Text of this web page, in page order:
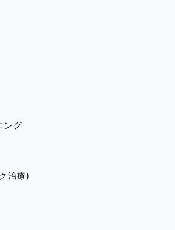
ング
治療)